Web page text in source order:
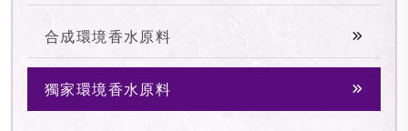
合成環境香水原料
獨家環境香水原料